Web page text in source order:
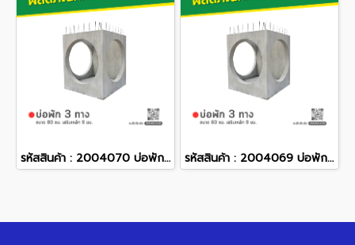
รหัสสินค้า : 2004070 บ่อพักคอนกรีต 3 ทาง ขนาด 80 ซม. เสริมเหล็ก 9 มม. รหัสสินค้า : 2004069 บ่อพักคอนกรีต 3 ทาง ขนาด 60 ซม. เสริมเหล็ก 9 มม.